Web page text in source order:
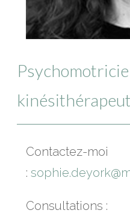
Contactez-moi
:
Consultations :